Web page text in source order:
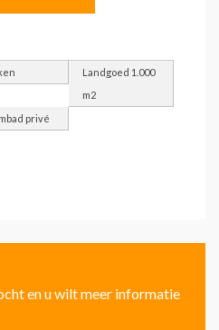
Landgoed 1.000
m2
privé
en u wilt meer informatie